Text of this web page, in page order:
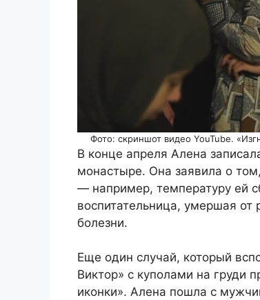
Фото: скриншот видео YouTube.
В конце апреля Алена
монастыре. Она заявила о
— например, температуру ей
воспитательница, умершая
болезни.
Еще один случай, который
Виктор» с куполами на груди
иконки». Алена пошла с